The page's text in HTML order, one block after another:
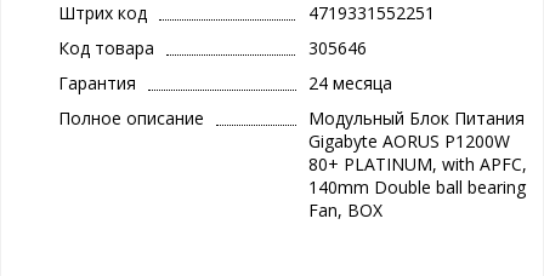
Штрих код
4719331552251
Код товара
305646
Гарантия
24 месяца
Полное описание
Модульный Блок Питания
Gigabyte AORUS P1200W
80+ PLATINUM, with APFC,
140mm Double ball bearing
Fan, BOX